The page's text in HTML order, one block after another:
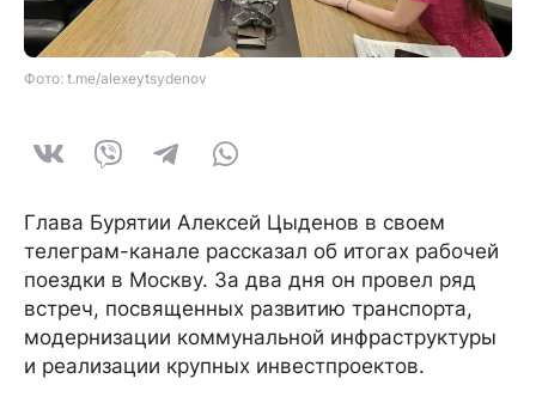
Фото: t.me/alexeytsydenov
Глава Бурятии Алексей Цыденов в своем
телеграм-канале рассказал об итогах рабочей
поездки в Москву. За два дня он провел ряд
встреч, посвященных развитию транспорта,
модернизации коммунальной инфраструктуры
и реализации крупных инвестпроектов.